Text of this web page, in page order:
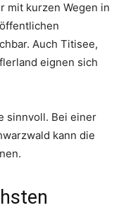
mit kurzen Wegen in
Auch Titisee,
eignen sich
sinnvoll. Bei einer
kann die